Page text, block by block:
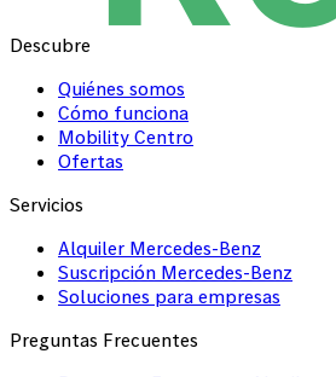
Descubre
Quiénes somos
Cómo funciona
Mobility Centro
Ofertas
Servicios
Alquiler Mercedes-Benz
Suscripción Mercedes-Benz
Soluciones para empresas
Preguntas Frecuentes